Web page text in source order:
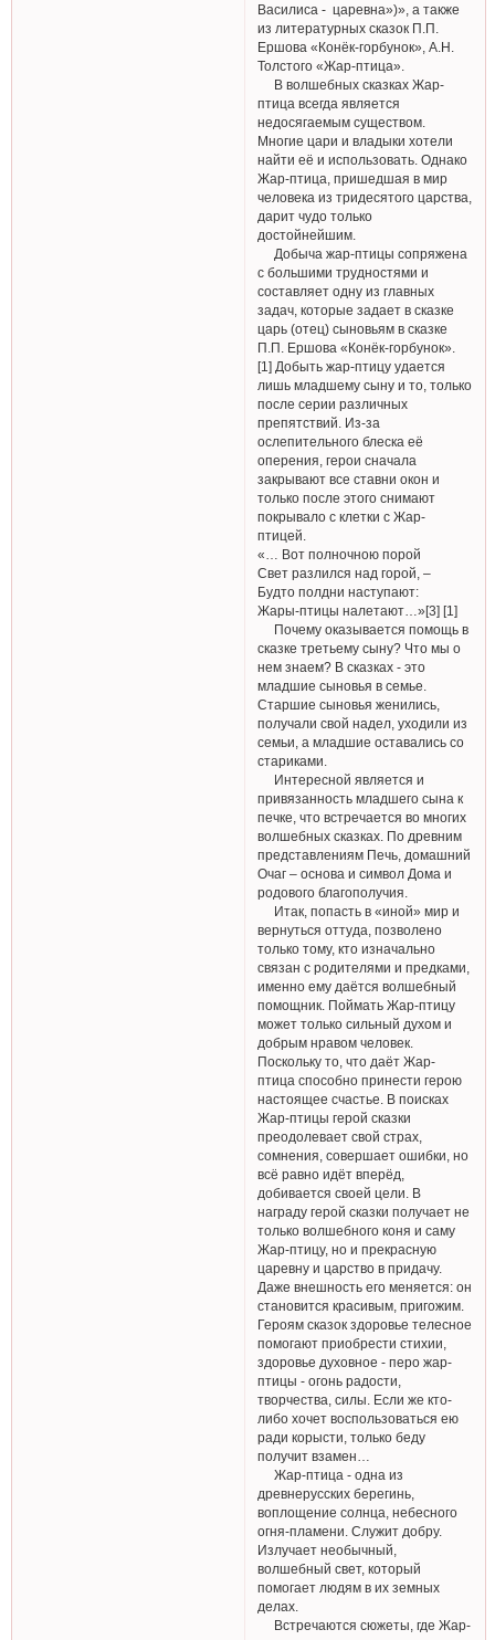
Василиса - царевна»)», а также
из литературных сказок П.П.
Ершова «Конёк-горбунок», А.Н.
Толстого «Жар-птица».
В волшебных сказках Жар-
птица всегда является
недосягаемым существом.
Многие цари и владыки хотели
найти её и использовать. Однако
Жар-птица, пришедшая в мир
человека из тридесятого царства,
дарит чудо только
достойнейшим.
Добыча жар-птицы сопряжена
с большими трудностями и
составляет одну из главных
задач, которые задает в сказке
царь (отец) сыновьям в сказке
П.П. Ершова «Конёк-горбунок».
[1] Добыть жар-птицу удается
лишь младшему сыну и то, только
после серии различных
препятствий. Из-за
ослепительного блеска её
оперения, герои сначала
закрывают все ставни окон и
только после этого снимают
покрывало с клетки с Жар-
птицей.
«… Вот полночною порой
Свет разлился над горой, –
Будто полдни наступают:
Жары-птицы налетают…»[3] [1]
Почему оказывается помощь в
сказке третьему сыну? Что мы о
нем знаем? В сказках - это
младшие сыновья в семье.
Старшие сыновья женились,
получали свой надел, уходили из
семьи, а младшие оставались со
стариками.
Интересной является и
привязанность младшего сына к
печке, что встречается во многих
волшебных сказках. По древним
представлениям Печь, домашний
Очаг – основа и символ Дома и
родового благополучия.
Итак, попасть в «иной» мир и
вернуться оттуда, позволено
только тому, кто изначально
связан с родителями и предками,
именно ему даётся волшебный
помощник. Поймать Жар-птицу
может только сильный духом и
добрым нравом человек.
Поскольку то, что даёт Жар-
птица способно принести герою
настоящее счастье. В поисках
Жар-птицы герой сказки
преодолевает свой страх,
сомнения, совершает ошибки, но
всё равно идёт вперёд,
добивается своей цели. В
награду герой сказки получает не
только волшебного коня и саму
Жар-птицу, но и прекрасную
царевну и царство в придачу.
Даже внешность его меняется: он
становится красивым, пригожим.
Героям сказок здоровье телесное
помогают приобрести стихии,
здоровье духовное - перо жар-
птицы - огонь радости,
творчества, силы. Если же кто-
либо хочет воспользоваться ею
ради корысти, только беду
получит взамен…
Жар-птица - одна из
древнерусских берегинь,
воплощение солнца, небесного
огня-пламени. Служит добру.
Излучает необычный,
волшебный свет, который
помогает людям в их земных
делах.
Встречаются сюжеты, где Жар-